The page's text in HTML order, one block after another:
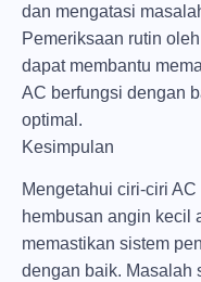
dan mengatasi
Pemeriksaan rutin
dapat membantu
AC berfungsi dengan
optimal.
Kesimpulan
Mengetahui ciri-ciri
hembusan angin kecil
memastikan sistem
dengan baik. Masalah